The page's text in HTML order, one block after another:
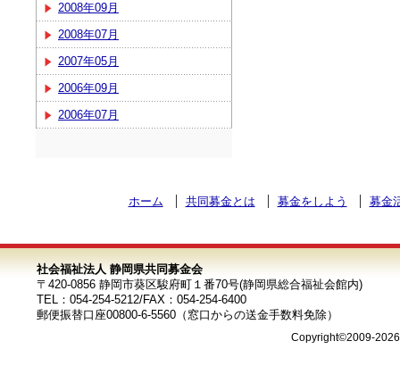
2008年09月
2008年07月
2007年05月
2006年09月
2006年07月
ホーム 共同募金とは 募金をしよう 募金
社会福祉法人 静岡県共同募金会
〒420-0856 静岡市葵区駿府町１番70号(静岡県総合福祉会館内)
TEL：054-254-5212/FAX：054-254-6400
郵便振替口座00800-6-5560（窓口からの送金手数料免除）
Copyright©2009-